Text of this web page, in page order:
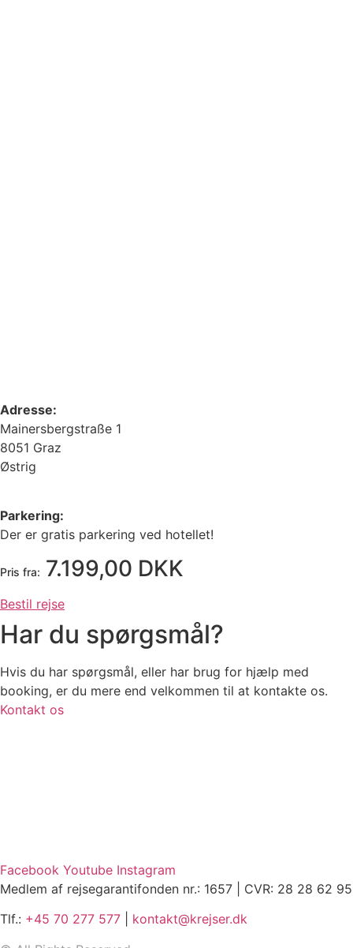
Adresse:
Mainersbergstraße 1
8051 Graz
Østrig
Parkering:
Der er gratis parkering ved hotellet!
Pris fra: 7.199,00 DKK
Bestil rejse
Har du spørgsmål?
Hvis du har spørgsmål, eller har brug for hjælp med
booking, er du mere end velkommen til at kontakte os.
Kontakt os
Facebook Youtube Instagram
Medlem af rejsegarantifonden nr.: 1657 | CVR: 28 28 62 95
Tlf.: +45 70 277 577
kontakt@krejser.dk